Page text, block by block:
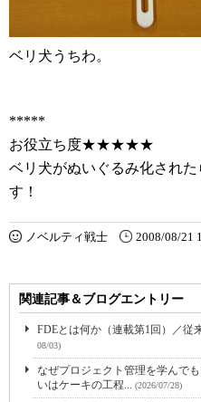
ベリ犬うちわ。
*****
お役立ち度★★★★★
ベリ犬がぬいぐるみ化され
す！
ノベルティ戦士 2008/08/21
関連記事＆ブログエントリー
FDEとは何か（連載第1回）／従
08/03)
なぜプロジェクト管理を学んで
いはケーキの工程... (2026/07/28)